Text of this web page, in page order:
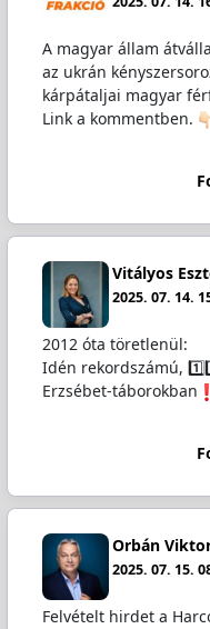
A magyar állam
az ukrán
kárpátaljai magyar
Link a kommentben.
Vitályos
2025. 07. 14.
2012 óta töretlenül:
Idén rekordszámú,
Erzsébet-táborokban
Orbán
2025. 07. 15.
Felvételt hirdet a